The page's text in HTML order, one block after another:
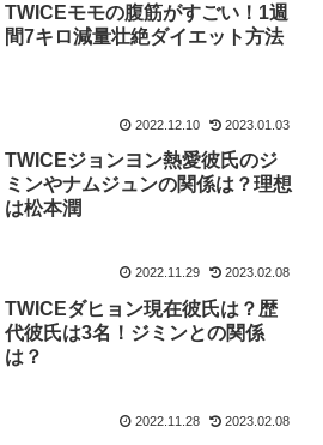
TWICEモモの腹筋がすごい！1週
間7キロ減量壮絶ダイエット方法
2022.12.10 2023.01.03
TWICEジョンヨン熱愛彼氏のジ
ミンやナムジュンの関係は？理想
は松本潤
2022.11.29 2023.02.08
TWICEダヒョン現在彼氏は？歴
代彼氏は3名！ジミンとの関係
は？
2022.11.28 2023.02.08